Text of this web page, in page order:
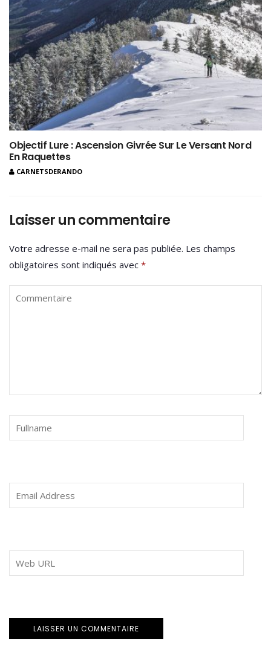
Objectif Lure : Ascension Givrée Sur Le Versant Nord
En Raquettes
CARNETSDERANDO
Laisser un commentaire
Votre adresse e-mail ne sera pas publiée. Les champs
obligatoires sont indiqués avec *